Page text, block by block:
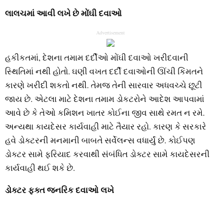
લાલચમાં આવી લખે છે મોંઘી દવાઓ
Advertisement
હકીકતમાં, દેશના તમામ દર્દીઓ મોંઘી દવાઓ ખરીદવાની
સ્થિતિમાં નથી હોતો. ઘણી વખત દર્દી દવાઓની ઊંચી કિંમતને
કારણે ખરીદી શકતો નથી. તેમજ તેની સારવાર અધવચ્ચે છૂટી
જાય છે. એટલા માટે દેશના તમામ ડોકટરોને આદેશ આપવામાં
આવે છે કે તેઓ કમિશન ખાતર કોઈના જીવ સાથે રમત ન રમે.
અન્યથા કાયદેસર કાર્યવાહી માટે તૈયાર રહો. કારણ કે સરકારે
હવે ડોક્ટરની મનમાની બાબતે સર્વેલન્સ વધાર્યું છે. કોઈપણ
ડોક્ટર સામે ફરિયાદ કરવાથી સંબંધિત ડોક્ટર સામે કાયદેસરની
કાર્યવાહી થઈ શકે છે.
ડોક્ટર ફક્ત જનરિક દવાઓ લખે